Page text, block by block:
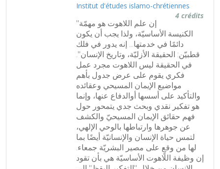
Institut d'études islamo-chrétiennes
4 crédits
"إن علم اللاهوت هو مهمّة
الكنيسة الأساسيّة، ولذا يجب أن يكون
دائمًا في خدمتها... إنه يدور في فلك
قطبيّن: الحقيقة الأزليّة، وتاريخ الإنسان".
في الحقيقة ليس اللاهوت مجرد عمل
فكري يقوم على عرض جدول بأهم
مواضيع الإيمان المسيحي وعقائده
والتأكيد على أسسها أوالدفاع عنها، وإنما
هو تفكير نقدي وبحث جدي يتمحور حول
فهم حقائق الإيمان المسيحيّ والكشف
عن جوهرها وارتباطها بالوحي الإلهي،
لتمس حياة الإنسان والإنسانيّة أيضًا بما
لها من وقعٍ على مصير البشريّة جمعاء.
إن وظيفة اللاهوت الأساسيّة هي بأن تقود